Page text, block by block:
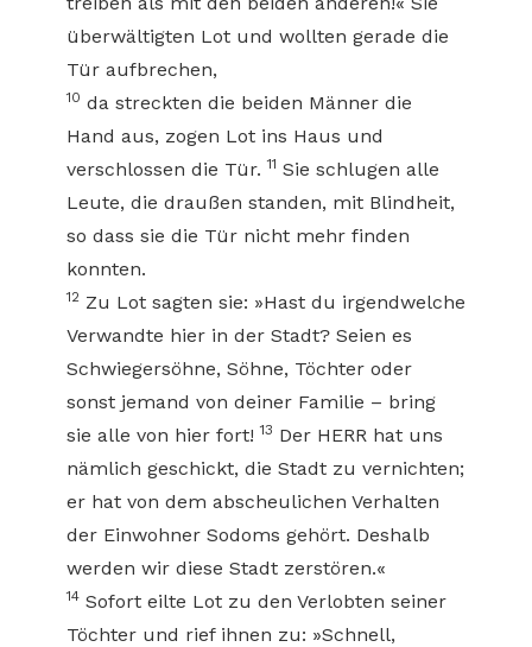
überwältigten Lot und wollten gerade die
Tür aufbrechen,
10 da streckten die beiden Männer die
Hand aus, zogen Lot ins Haus und
verschlossen die Tür.11 Sie schlugen alle
Leute, die draußen standen, mit Blindheit,
so dass sie die Tür nicht mehr finden
konnten.
12 Zu Lot sagten sie: »Hast du irgendwelche
Verwandte hier in der Stadt? Seien es
Schwiegersöhne, Söhne, Töchter oder
sonst jemand von deiner Familie – bring
sie alle von hier fort!13 Der HERR hat uns
nämlich geschickt, die Stadt zu vernichten;
er hat von dem abscheulichen Verhalten
der Einwohner Sodoms gehört. Deshalb
werden wir diese Stadt zerstören.«
14 Sofort eilte Lot zu den Verlobten seiner
Töchter und rief ihnen zu: »Schnell,